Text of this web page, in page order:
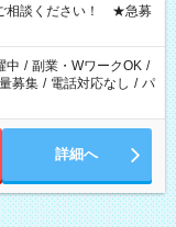
相談ください！ ★急募
中 / 副業・WワークOK /
募集 / 電話対応なし / パ
詳細へ